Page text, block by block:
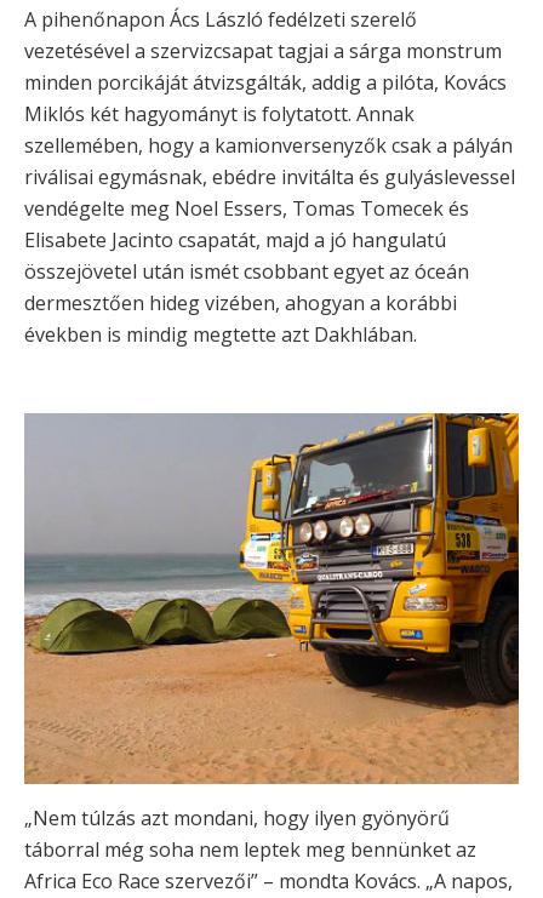
A pihenőnapon Ács László fedélzeti szerelő
vezetésével a szervizcsapat tagjai a sárga monstrum
minden porcikáját átvizsgálták, addig a pilóta, Kovács
Miklós két hagyományt is folytatott. Annak
szellemében, hogy a kamionversenyzők csak a pályán
riválisai egymásnak, ebédre invitálta és gulyáslevessel
vendégelte meg Noel Essers, Tomas Tomecek és
Elisabete Jacinto csapatát, majd a jó hangulatú
összejövetel után ismét csobbant egyet az óceán
dermesztően hideg vizében, ahogyan a korábbi
években is mindig megtette azt Dakhlában.
„Nem túlzás azt mondani, hogy ilyen gyönyörű
táborral még soha nem leptek meg bennünket az
Africa Eco Race szervezői” – mondta Kovács. „A napos,